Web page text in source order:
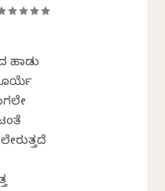
ಹಾಡು